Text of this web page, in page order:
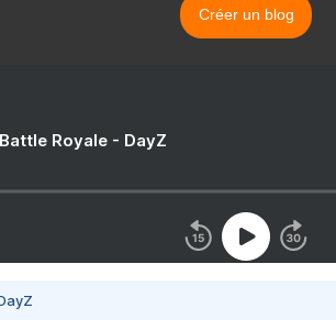
Créer un blog
Royale - DayZ